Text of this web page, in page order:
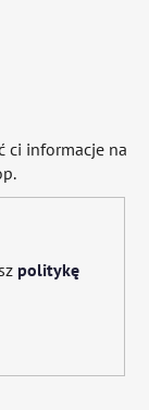
ci informacje na
politykę